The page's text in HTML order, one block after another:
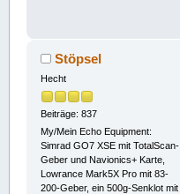
Stöpsel
Hecht
Beiträge: 837
My/Mein Echo Equipment:
Simrad GO7 XSE mit TotalScan-
Geber und Navionics+ Karte,
Lowrance Mark5X Pro mit 83-
200-Geber, ein 500g-Senklot mit